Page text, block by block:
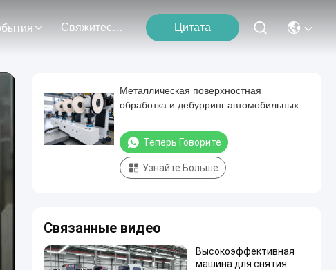
Свяжитесь С Нами Цитата
Металлическая поверхностная
обработка и дебурринг автомобильных
Теперь Говорите
Узнайте Больше
Связанные видео
Высокоэффективная
машина для снятия